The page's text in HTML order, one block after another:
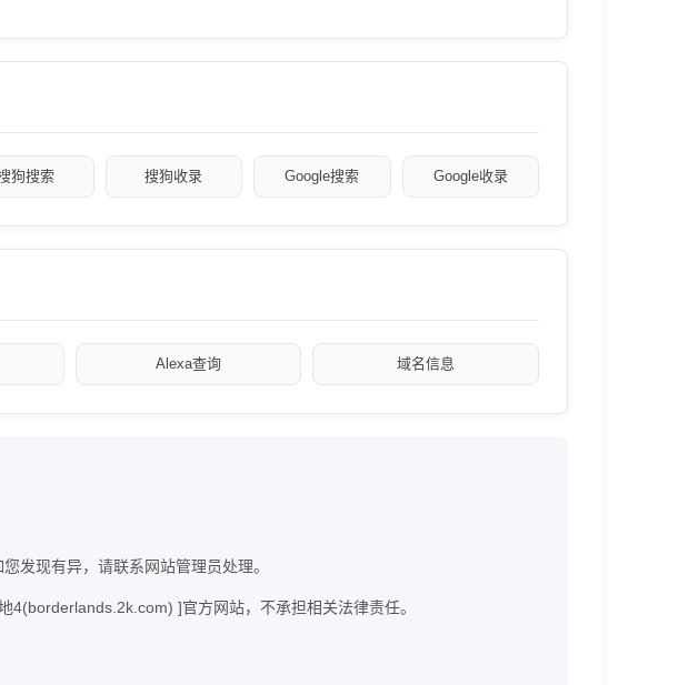
狗搜索 搜狗收录 Google搜索 Google收录
Alexa查询 域名信息
发现有异，请联系网站管理员处理。
]官方网站，不承担相关法律责任。